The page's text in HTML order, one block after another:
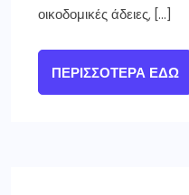
οικοδομικές άδειες, […]
ΠΕΡΙΣΣΌΤΕΡΑ ΕΔΏ